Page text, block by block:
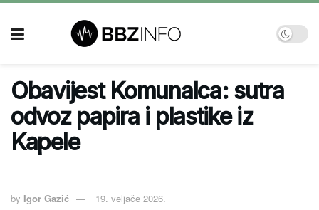
Obavijest Komunalca: sutra
odvoz papira i plastike iz
Kapele
by Igor Gazić 19. veljače 2026.